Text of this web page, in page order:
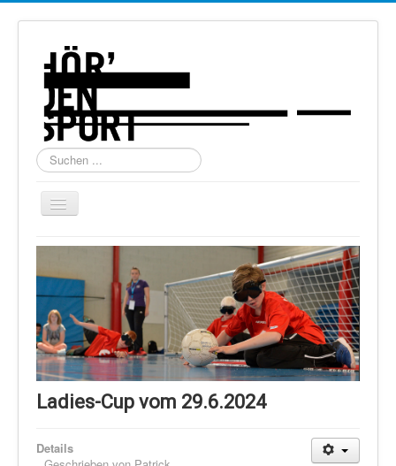
Suchen
...
Navigation
Home
Über uns
Torball
Schießen
Schi Alpin
Schi Nordisch
Showdown
Ladies-Cup vom 29.6.2024
Details